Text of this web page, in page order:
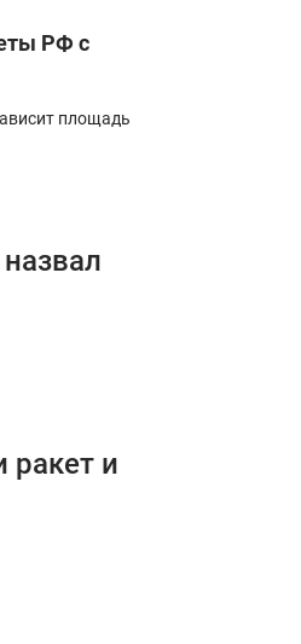
РФ с
площадь
ракет и